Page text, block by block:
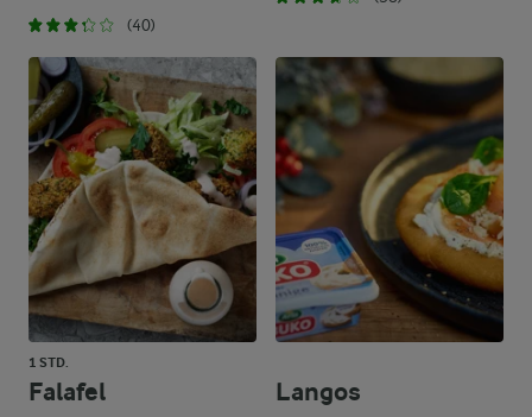
(40)
1 STD.
Falafel Langos